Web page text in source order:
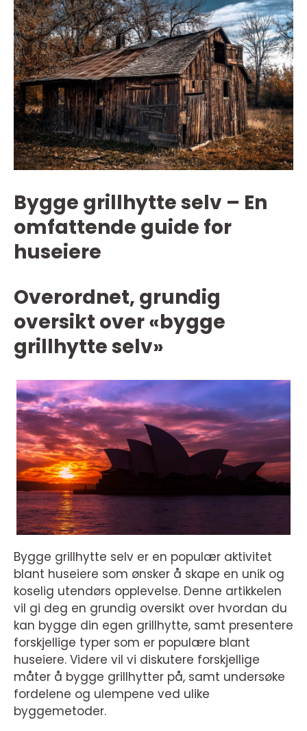
Bygge grillhytte selv – En
omfattende guide for
huseiere
Overordnet, grundig
oversikt over «bygge
grillhytte selv»
Bygge grillhytte selv er en populær aktivitet
blant huseiere som ønsker å skape en unik og
koselig utendørs opplevelse. Denne artikkelen
vil gi deg en grundig oversikt over hvordan du
kan bygge din egen grillhytte, samt presentere
forskjellige typer som er populære blant
huseiere. Videre vil vi diskutere forskjellige
måter å bygge grillhytter på, samt undersøke
fordelene og ulempene ved ulike
byggemetoder.